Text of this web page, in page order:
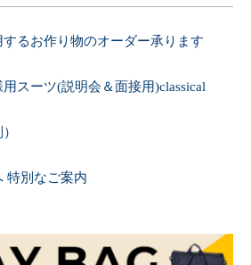
るお作り物のオーダー承ります
用スーツ(説明会＆面接用)classical
特別なご案内